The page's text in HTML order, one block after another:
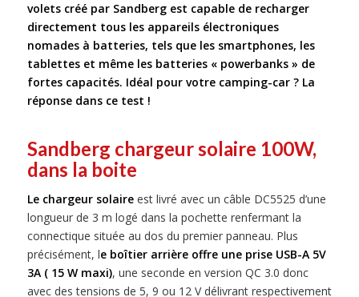
volets créé par Sandberg est capable de recharger
directement tous les appareils électroniques
nomades à batteries, tels que les smartphones, les
tablettes et même les batteries « powerbanks » de
fortes capacités. Idéal pour votre camping-car ? La
réponse dans ce test !
Sandberg chargeur solaire 100W,
dans la boite
Le chargeur solaireest livré avec un câble DC5525 d’une
longueur de 3 m logé dans la pochette renfermant la
connectique située au dos du premier panneau. Plus
précisément, le boîtier arrière offre une prise USB-A 5V
3A ( 15 W maxi), une seconde en version QC 3.0 donc
avec des tensions de 5, 9 ou 12 V délivrant respectivement